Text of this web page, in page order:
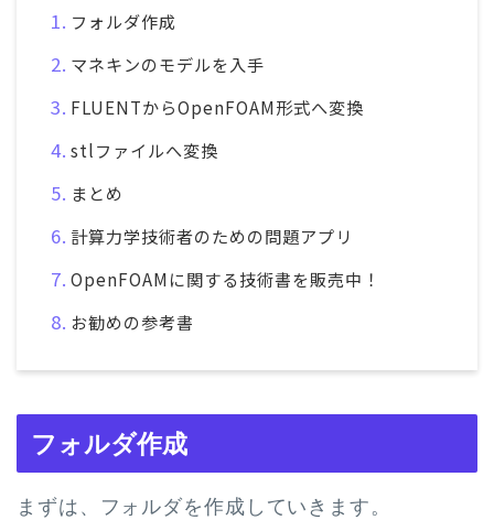
フォルダ作成
マネキンのモデルを入手
FLUENTからOpenFOAM形式へ変換
stlファイルへ変換
まとめ
計算力学技術者のための問題アプリ
OpenFOAMに関する技術書を販売中！
お勧めの参考書
フォルダ作成
まずは、フォルダを作成していきます。